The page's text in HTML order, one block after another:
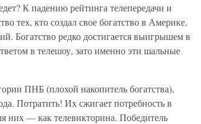
К падению рейтинга телепередачи и
тех, кто создал свое богатство в Америке,
Богатство редко достигается выигрышем в
в телешоу, зато именно эти шальные
ПНБ (плохой накопитель богатства),
Потратить! Их сжигает потребность в
них — как телевикторина. Победитель